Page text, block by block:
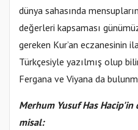
dünya sahasında
değerleri kapsaması
gereken Kur’an eczanesinin
Türkçesiyle yazılmış olup
Fergana ve Viyana da
Merhum Yusuf Has
misal: